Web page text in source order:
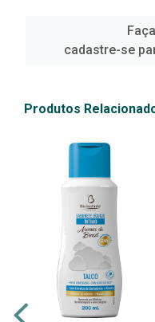
cadastre-se
Produtos